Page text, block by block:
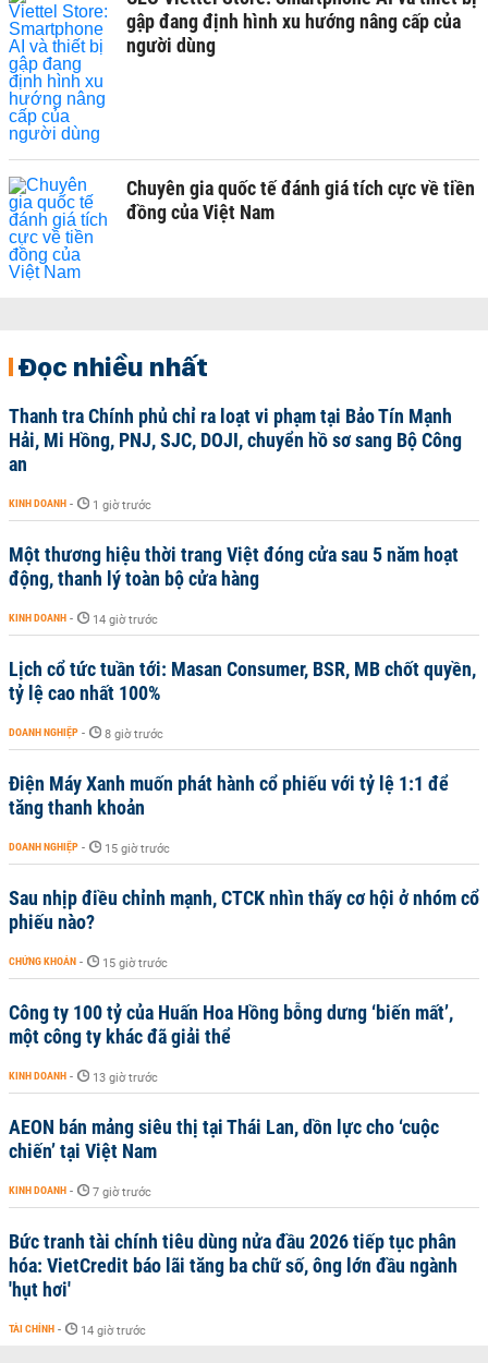
gập đang định hình xu hướng nâng cấp của
người dùng
Chuyên gia quốc tế đánh giá tích cực về tiền
đồng của Việt Nam
Đọc nhiều nhất
Thanh tra Chính phủ chỉ ra loạt vi phạm tại Bảo Tín Mạnh
Hải, Mi Hồng, PNJ, SJC, DOJI, chuyển hồ sơ sang Bộ Công
an
KINH DOANH - 1 giờ trước
Một thương hiệu thời trang Việt đóng cửa sau 5 năm hoạt
động, thanh lý toàn bộ cửa hàng
KINH DOANH - 14 giờ trước
Lịch cổ tức tuần tới: Masan Consumer, BSR, MB chốt quyền,
tỷ lệ cao nhất 100%
DOANH NGHIỆP - 8 giờ trước
Điện Máy Xanh muốn phát hành cổ phiếu với tỷ lệ 1:1 để
tăng thanh khoản
DOANH NGHIỆP - 15 giờ trước
Sau nhịp điều chỉnh mạnh, CTCK nhìn thấy cơ hội ở nhóm cổ
phiếu nào?
CHỨNG KHOÁN - 15 giờ trước
Công ty 100 tỷ của Huấn Hoa Hồng bỗng dưng ‘biến mất’,
một công ty khác đã giải thể
KINH DOANH - 13 giờ trước
AEON bán mảng siêu thị tại Thái Lan, dồn lực cho ‘cuộc
chiến’ tại Việt Nam
KINH DOANH - 7 giờ trước
Bức tranh tài chính tiêu dùng nửa đầu 2026 tiếp tục phân
hóa: VietCredit báo lãi tăng ba chữ số, ông lớn đầu ngành
'hụt hơi'
TÀI CHÍNH - 14 giờ trước